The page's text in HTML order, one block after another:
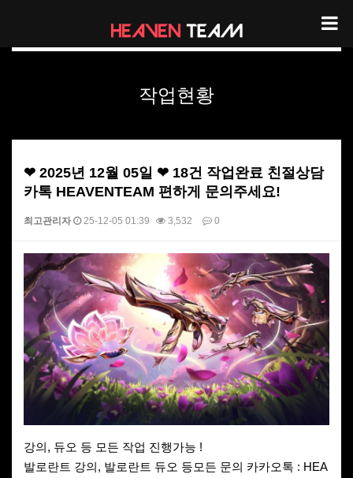
헤븐팀 작업현황
작업현황
❤ 2025년 12월 05일 ❤ 18건 작업완료 친절상담
카톡 HEAVENTEAM 편하게 문의주세요!
최고관리자 25-12-05 01:39 3,532 0
강의, 듀오 등 모든 작업 진행가능 !
발로란트 강의, 발로란트 듀오 등모든 문의 카카오톡 : HEA